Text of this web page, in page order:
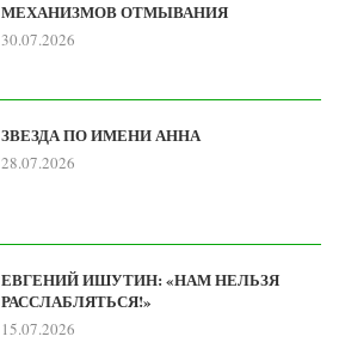
МЕХАНИЗМОВ ОТМЫВАНИЯ
30.07.2026
ЗВЕЗДА ПО ИМЕНИ АННА
28.07.2026
ЕВГЕНИЙ ИШУТИН: «НАМ НЕЛЬЗЯ
РАССЛАБЛЯТЬСЯ!»
15.07.2026